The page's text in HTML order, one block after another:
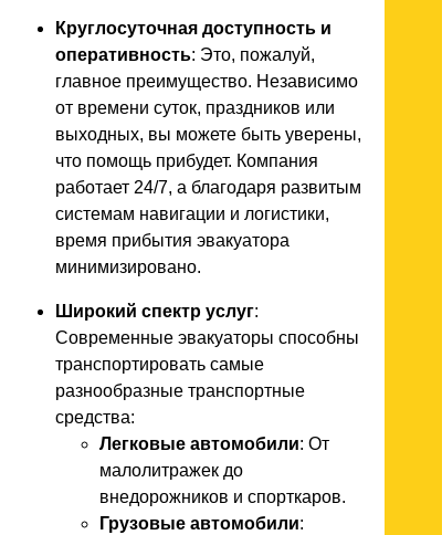
Круглосуточная доступность и
оперативность: Это, пожалуй,
главное преимущество. Независимо
от времени суток, праздников или
выходных, вы можете быть уверены,
что помощь прибудет. Компания
работает 24/7, а благодаря развитым
системам навигации и логистики,
время прибытия эвакуатора
минимизировано.
Широкий спектр услуг:
Современные эвакуаторы способны
транспортировать самые
разнообразные транспортные
средства:
Легковые автомобили: От
малолитражек до
внедорожников и спорткаров.
Грузовые автомобили: